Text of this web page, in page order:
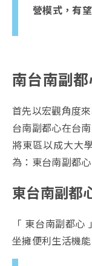
營模式，有
南台南副
首先以宏觀角度
台南副都心在台
將東區以成大大
為：東台南副都
東台南副都
「 東台南副都心
坐擁便利生活機能